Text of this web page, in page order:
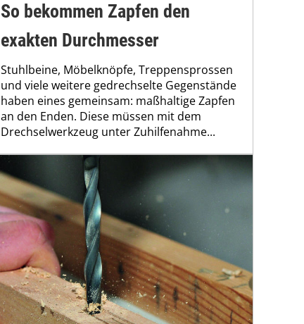
So bekommen Zapfen den
exakten Durchmesser
Stuhlbeine, Möbelknöpfe, Treppensprossen
und viele weitere gedrechselte Gegenstände
haben eines gemeinsam: maßhaltige Zapfen
an den Enden. Diese müssen mit dem
Drechselwerkzeug unter Zuhilfenahme...